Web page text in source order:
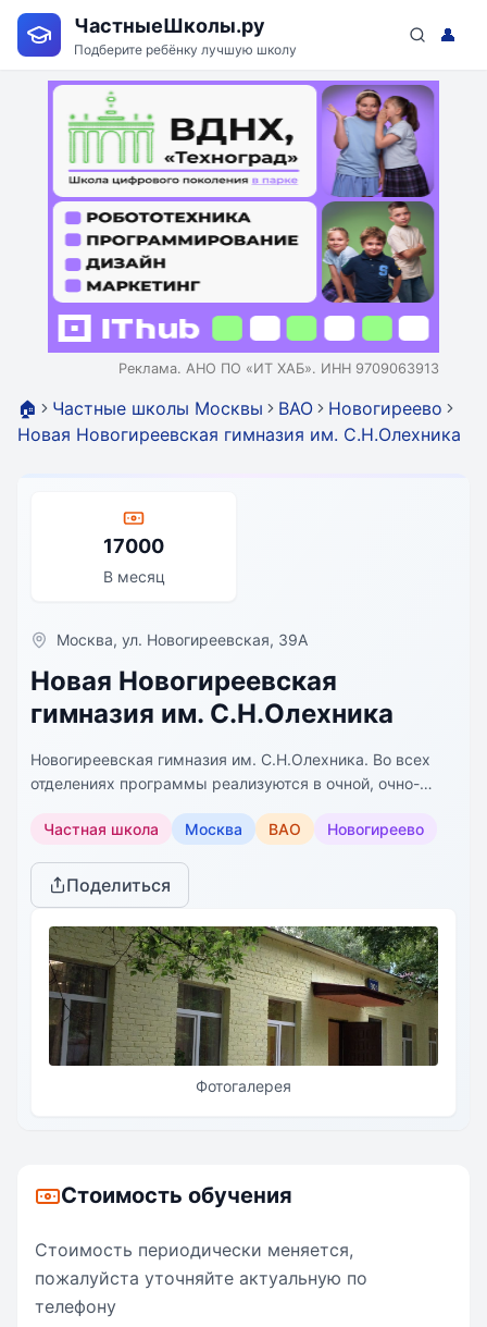
ЧастныеШколы.ру
Подберите ребёнку лучшую школу
👤
Реклама. АНО ПО «ИТ ХАБ». ИНН 9709063913
🏠 Частные школы Москвы ВАО
Новогиреево
Новая Новогиреевская гимназия им. С.Н.Олехника
17000
В месяц
Москва, ул. Новогиреевская, 39А
Новая Новогиреевская
гимназия им. С.Н.Олехника
Новогиреевская гимназия им. С.Н.Олехника. Во всех
отделениях программы реализуются в очной, очно-
родителя (законного представителя) обучающегося
плану или без обучения в образовательной организации
пройти аттестацию (семейная форма обучения) и
получить итоговые оценки за выбранный класс. Во вcех
отделениях организована система дополнительного
предметного образования, нацеленная на
удовлетворение различных образовательных
потребностей.
Частная школа Москва ВАО Новогиреево
Поделиться
Фотогалерея
Стоимость обучения
Стоимость периодически меняется,
пожалуйста уточняйте актуальную по
телефону